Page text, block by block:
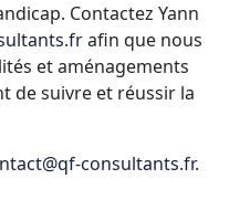
Contactez Yann
afin que nous
et aménagements
de suivre et réussir la
consultants.fr.